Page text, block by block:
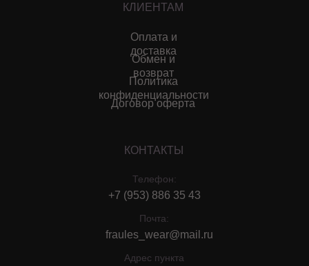
КЛИЕНТАМ
КОНТАКТЫ
Оплата и
доставка
Телефон:
Почта:
Адрес пункта
Обмен и
возврат
+7 (953) 886 35 43
fraules_wear@mail.ru
Политика
конфиденциальности
Договор оферта